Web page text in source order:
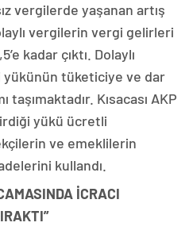
vergilerde yaşanan artış
vergilerin vergi gelirleri
kadar çıktı. Dolaylı
tüketiciye ve dar
Kısacası AKP
yükü ücretli
ve emeklilerin
kullandı.
İCRACI